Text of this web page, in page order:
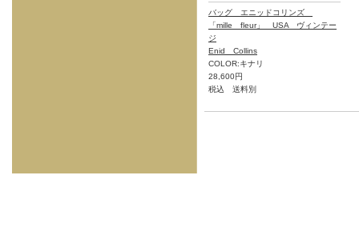
バッグ エニッドコリンズ
「mille fleur」 USA ヴィンテー
ジ
Enid Collins
COLOR:キナリ
28,600円
税込 送料別